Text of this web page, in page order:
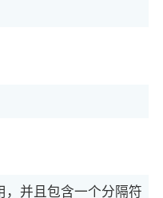
并且包含一个分隔符